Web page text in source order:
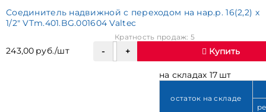
Соединитель надвижной с переходом на нар.р. 16(2,2) х
1/2" VTm.401.BG.001604 Valtec
243,00 руб./шт
Кратность продаж: 5
Купить
на складах 17 шт
остаток на складе